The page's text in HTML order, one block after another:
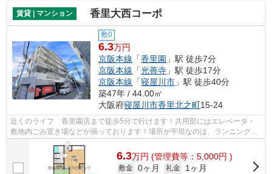
賃貸 | マンション 香里大西コーポ
敷0
6.3万円
京阪本線 「香里園 」駅 徒歩7分
京阪本線 「光善寺 」駅 徒歩17分
京阪本線 「寝屋川市 」駅 徒歩40分
築47年 / 44.00㎡
大阪府寝屋川市香里北之町15-24
近くのライフ 香里園店まで徒歩5分で行けます！共用部にはエレベータ・
敷地内ごみ置き場などが揃っております！場所が平坦なのは、ランニングを
する上で抑えたいポイントですね！造り...
6.3万円 (管理費等：5,000円 )
敷金 0ヶ月 礼金
1ヶ月